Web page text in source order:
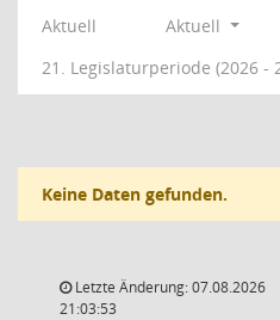
Aktuell
Aktuell
21. Legislaturperiode (2026 -
Keine Daten gefunden.
Letzte Änderung: 07.08.2026
21:03:53